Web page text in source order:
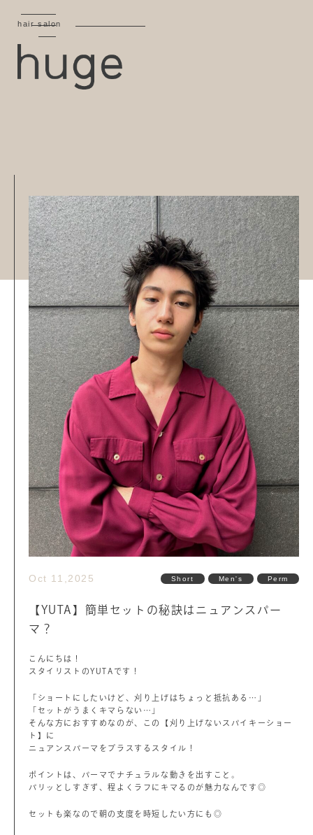
hair salon
Oct 11,2025 Short Men's Perm
【YUTA】簡単セットの秘訣はニュアンスパー
マ？
こんにちは！
スタイリストのYUTAです！
「ショートにしたいけど、刈り上げはちょっと抵抗ある…」
「セットがうまくキマらない…」
そんな方におすすめなのが、この【刈り上げないスパイキーショー
ト】に
ニュアンスパーマをプラスするスタイル！
ポイントは、パーマでナチュラルな動きを出すこと。
パリッとしすぎず、程よくラフにキマるのが魅力なんです◎
セットも楽なので朝の支度を時短したい方にも◎